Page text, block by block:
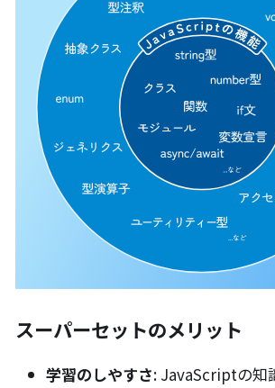
スーパーセットのメリット
学習のしやすさ: JavaScriptの知